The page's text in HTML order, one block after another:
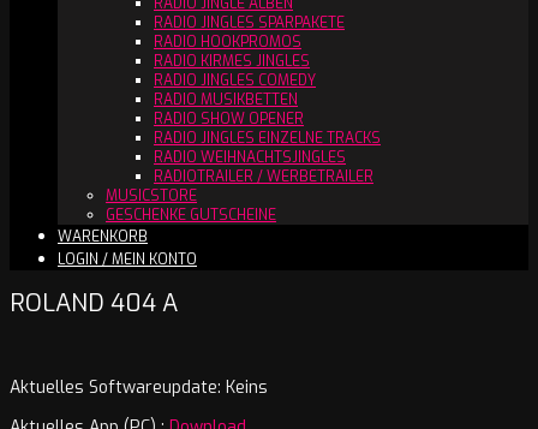
RADIO JINGLES SPARPAKETE
RADIO HOOKPROMOS
RADIO KIRMES JINGLES
RADIO JINGLES COMEDY
RADIO MUSIKBETTEN
RADIO SHOW OPENER
RADIO JINGLES EINZELNE TRACKS
RADIO WEIHNACHTSJINGLES
RADIOTRAILER / WERBETRAILER
MUSICSTORE
GESCHENKE GUTSCHEINE
WARENKORB
LOGIN / MEIN KONTO
ROLAND 404 A
Aktuelles Softwareupdate: Keins